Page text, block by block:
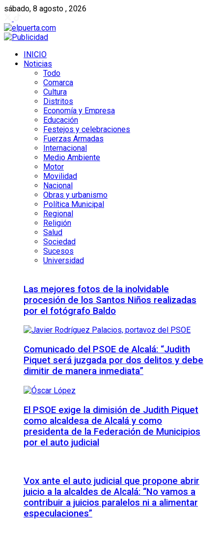
sábado, 8 agosto , 2026
INICIO
Noticias
Todo
Comarca
Cultura
Distritos
Economía y Empresa
Educación
Festejos y celebraciones
Fuerzas Armadas
Internacional
Medio Ambiente
Motor
Movilidad
Nacional
Obras y urbanismo
Política Municipal
Regional
Religión
Salud
Sociedad
Sucesos
Universidad
Las mejores fotos de la inolvidable
procesión de los Santos Niños realizadas
por el fotógrafo Baldo
Comunicado del PSOE de Alcalá: “Judith
Piquet será juzgada por dos delitos y debe
dimitir de manera inmediata”
El PSOE exige la dimisión de Judith Piquet
como alcaldesa de Alcalá y como
presidenta de la Federación de Municipios
por el auto judicial
Vox ante el auto judicial que propone abrir
juicio a la alcaldes de Alcalá: “No vamos a
contribuir a juicios paralelos ni a alimentar
especulaciones”